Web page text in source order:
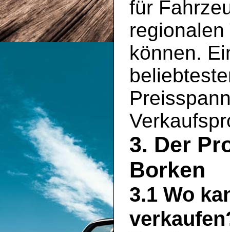
für
können.
3. Der
Borken
3.1 Wo